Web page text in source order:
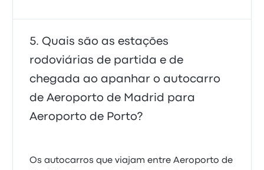
Quais são as estações
rodoviárias de partida e de
chegada ao apanhar o autocarro
de Aeroporto de Madrid para
Aeroporto de Porto?
Os autocarros que viajam entre Aeroporto de